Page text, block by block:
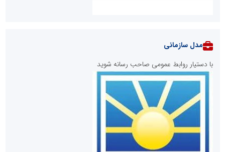
روابط عمومی خبرگزاری گزارش خبر
مدل سازمانی
با دستیار روابط عمومی صاحب رسانه شوید